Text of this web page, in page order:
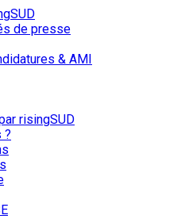
de presse
& AMI
risingSUD
?